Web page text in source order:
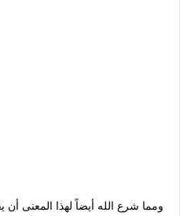
ومما شرع الله أيضاً لهذا المعنى أن